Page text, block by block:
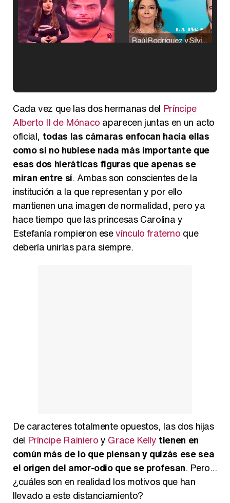
Raúl Rodríguez y Silvia Taulés nos cuentan su papel en 'La familia de la tele'
Cada vez que las dos hermanas del Príncipe
Alberto II de Mónaco aparecen juntas en un acto
oficial, todas las cámaras enfocan hacia ellas
como si no hubiese nada más importante que
esas dos hieráticas figuras que apenas se
miran entre sí. Ambas son conscientes de la
institución a la que representan y por ello
mantienen una imagen de normalidad, pero ya
hace tiempo que las princesas Carolina y
Estefanía rompieron esevínculo fraterno que
debería unirlas para siempre.
De caracteres totalmente opuestos, las dos hijas
del Príncipe Rainieroy Grace Kelly tienen en
común más de lo que piensan y quizás ese sea
el origen del amor-odio que se profesan. Pero...
¿cuáles son en realidad los motivos que han
llevado a este distanciamiento?